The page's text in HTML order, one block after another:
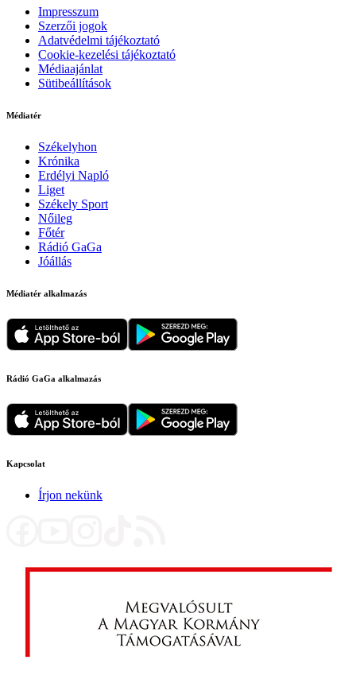
Impresszum
Szerzői jogok
Adatvédelmi tájékoztató
Cookie-kezelési tájékoztató
Médiaajánlat
Sütibeállítások
Médiatér
Székelyhon
Krónika
Erdélyi Napló
Liget
Székely Sport
Nőileg
Főtér
Rádió GaGa
Jóállás
Médiatér alkalmazás
Rádió GaGa alkalmazás
Kapcsolat
Írjon nekünk